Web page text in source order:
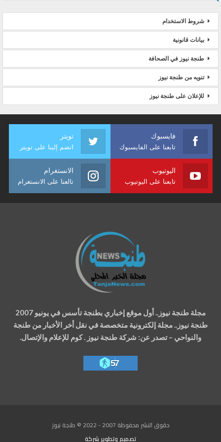
شروط الاستخدام
بيانات قانونية
طنجة نيوز في الصحافة
تنويه من طنجة نيوز
للإعلان على طنجة نيوز
فايسبوك
تابعنا على الفايسبوك
تويتر
انضم إلينا على تويتر
اليوتيوب
تابعنا على اليوتيوب
الانستغرام
تالعنا على الانستغرام
مجلة طنجة نيوز.. أول موقع إخباري بطنجة تأسس في يونيو 2007
طنجة نيوز.. مجلة إلكترونية متخصصة في نقل أخر الأخبار من طنجة
والنواحي – تصدر عن: شركة طنجة نيوز . كوم للإعلام والإتصال.
57
حقوق النشر محفوظة 2007 - 2022 © طنجة نيوز
تصميم وتطوير شركة